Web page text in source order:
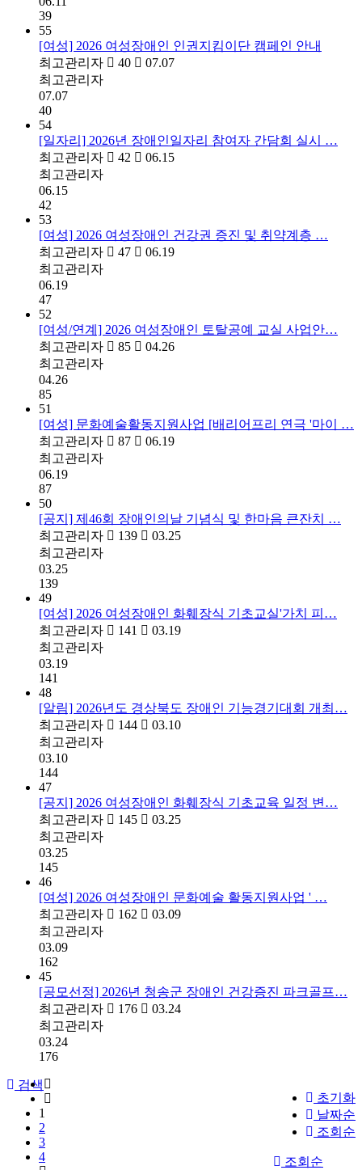
39
55
[여성] 2026 여성장애인 인권지킴이단 캠페인 안내
최고관리자
40
07.07
최고관리자
07.07
40
54
[일자리] 2026년 장애인일자리 참여자 간담회 실시 …
최고관리자
42
06.15
최고관리자
06.15
42
53
[여성] 2026 여성장애인 건강권 증진 및 취약계층 …
최고관리자
47
06.19
최고관리자
06.19
47
52
[여성/연계] 2026 여성장애인 토탈공예 교실 사업안…
최고관리자
85
04.26
최고관리자
04.26
85
51
[여성] 문화예술활동지원사업 [배리어프리 연극 '마이 …
최고관리자
87
06.19
최고관리자
06.19
87
50
[공지] 제46회 장애인의날 기념식 및 한마음 큰잔치 …
최고관리자
139
03.25
최고관리자
03.25
139
49
[여성] 2026 여성장애인 화훼장식 기초교실'가치 피…
최고관리자
141
03.19
최고관리자
03.19
141
48
[알림] 2026년도 경상북도 장애인 기능경기대회 개최…
최고관리자
144
03.10
최고관리자
03.10
144
47
[공지] 2026 여성장애인 화훼장식 기초교육 일정 변…
최고관리자
145
03.25
최고관리자
03.25
145
46
[여성] 2026 여성장애인 문화예술 활동지원사업 ' …
최고관리자
162
03.09
최고관리자
03.09
162
45
[공모선정] 2026년 청송군 장애인 건강증진 파크골프…
최고관리자
176
03.24
최고관리자
03.24
176
초기화
날짜순
조회순
조회순
검색
1
2
3
4